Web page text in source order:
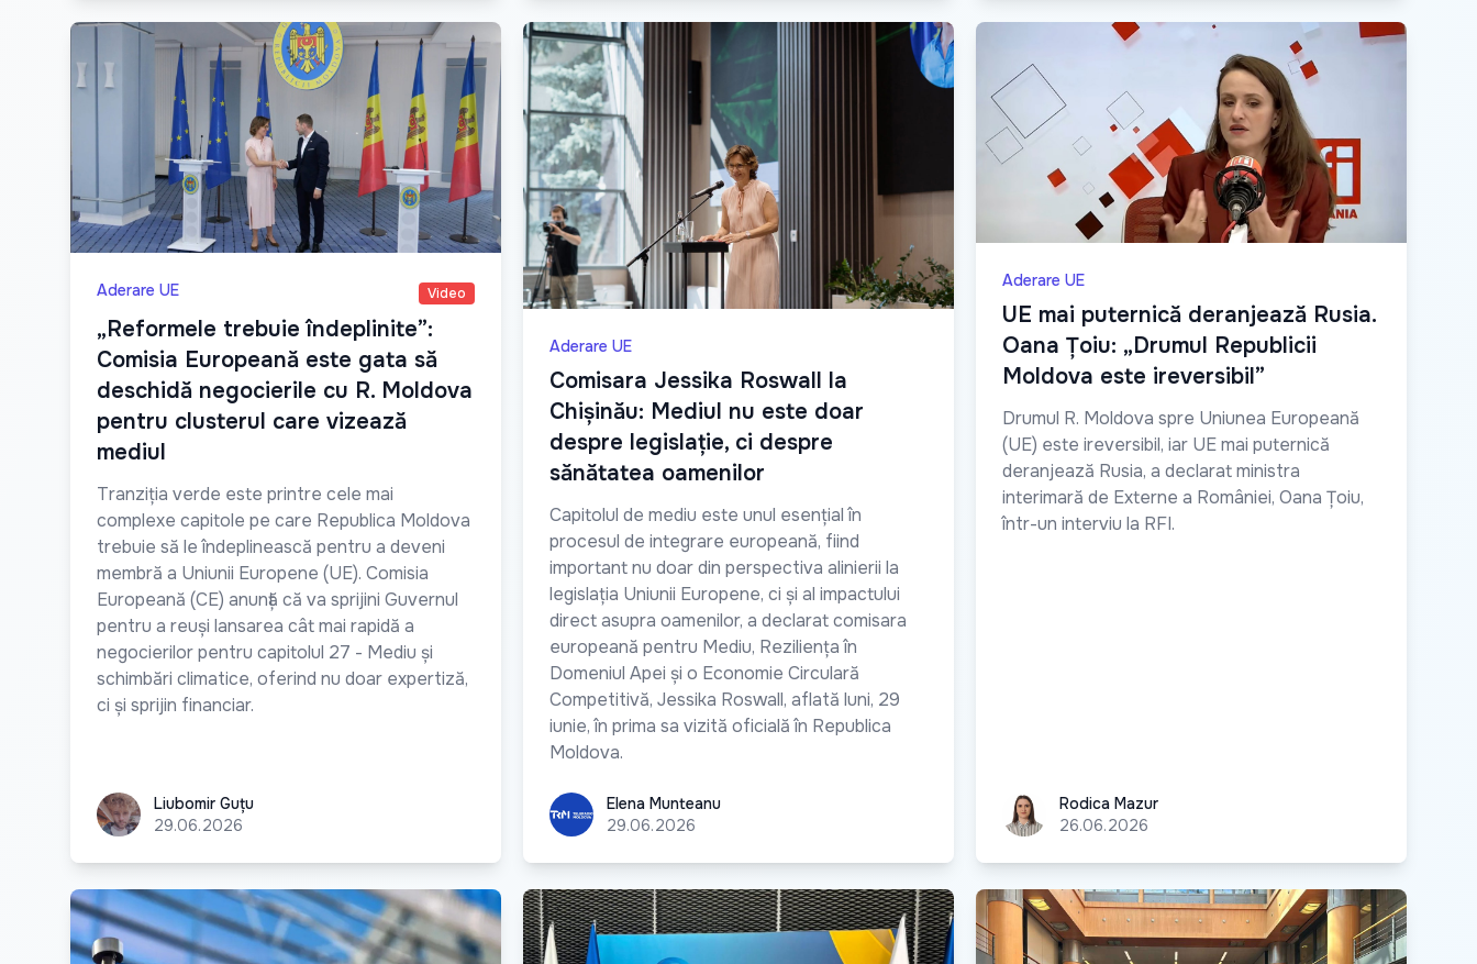
Aderare UE Video
„Reformele trebuie îndeplinite”:
Comisia Europeană este gata să
deschidă negocierile cu R. Moldova
pentru clusterul care vizează
mediul
Tranziția verde este printre cele mai
complexe capitole pe care Republica Moldova
trebuie să le îndeplinească pentru a deveni
membră a Uniunii Europene (UE). Comisia
Europeană (CE) anunță că va sprijini Guvernul
pentru a reuși lansarea cât mai rapidă a
negocierilor pentru capitolul 27 - Mediu și
schimbări climatice, oferind nu doar expertiză,
ci și sprijin financiar.
Liubomir Guțu
Liubomir Guțu
29.06.2026
Aderare UE
Comisara Jessika Roswall la
Chișinău: Mediul nu este doar
despre legislație, ci despre
sănătatea oamenilor
Capitolul de mediu este unul esențial în
procesul de integrare europeană, fiind
important nu doar din perspectiva alinierii la
legislația Uniunii Europene, ci și al impactului
direct asupra oamenilor, a declarat comisara
europeană pentru Mediu, Reziliența în
Domeniul Apei și o Economie Circulară
Competitivă, Jessika Roswall, aflată luni, 29
iunie, în prima sa vizită oficială în Republica
Moldova.
Elena Munteanu
Elena Munteanu
29.06.2026
Aderare UE
UE mai puternică deranjează Rusia.
Oana Țoiu: „Drumul Republicii
Moldova este ireversibil”
Drumul R. Moldova spre Uniunea Europeană
(UE) este ireversibil, iar UE mai puternică
deranjează Rusia, a declarat ministra
interimară de Externe a României, Oana Țoiu,
într-un interviu la RFI.
Rodica MazurRodica Mazur
26.06.2026